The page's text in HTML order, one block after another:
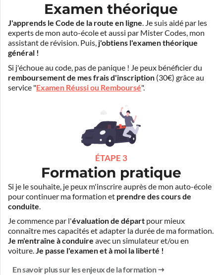
Examen théorique
J'apprends le Code de la route en ligne. Je suis aidé par les
experts de mon auto-école et aussi par Mister Codes, mon
assistant de révision. Puis, j'obtiens l'examen théorique
général !
Si j'échoue au code, pas de panique ! Je peux bénéficier du
remboursement de mes frais d'inscription (30€) grâce au
service "Examen Réussi ou Remboursé".
ÉTAPE 3
Formation pratique
Si je le souhaite, je peux m'inscrire auprès de mon auto-école
pour continuer ma formation et prendre des cours de
conduite.
Je commence par l'évaluation de départ pour mieux
connaître mes capacités et adapter la durée de ma formation.
Je m'entraîne à conduire avec un simulateur et/ou en
voiture.Je passe l'examen et à moi la liberté !
En savoir plus sur les enjeux de la formation